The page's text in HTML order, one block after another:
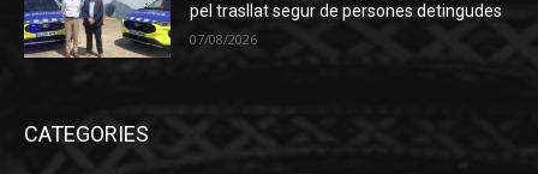
pel trasllat segur de persones detingudes
07/08/2026
CATEGORIES